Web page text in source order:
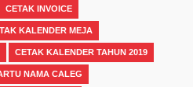
CETAK INVOICE
KALENDER MEJA
CETAK KALENDER TAHUN 2019
NAMA CALEG